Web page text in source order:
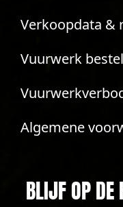
Verkoopdata &
Vuurwerk
Algemene
BLIJF OP DE